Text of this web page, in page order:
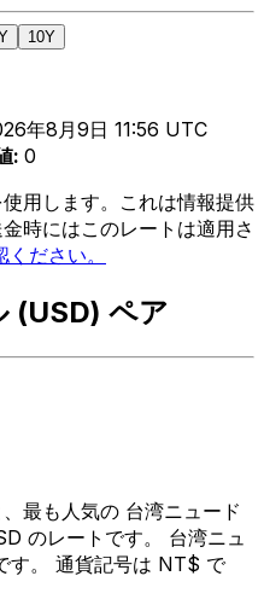
10Y
年8月9日 11:56 UTC
: 0
用します。これは情報提供
時にはこのレートは適用さ
ださい。
(USD) ペア
最も人気の 台湾ニュード
のレートです。 台湾ニュ
す。 通貨記号は NT$ で